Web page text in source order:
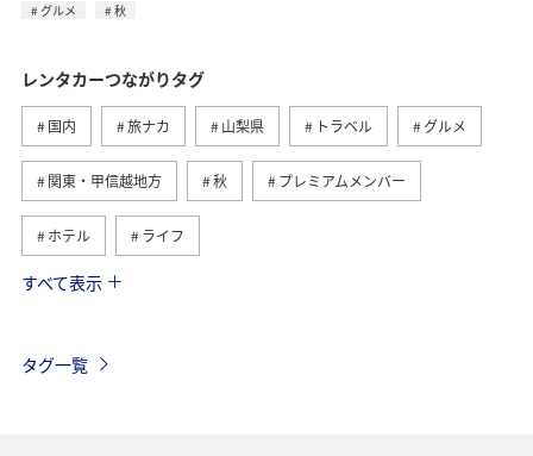
グルメ
秋
レンタカーつながりタグ
国内 旅ナカ 山梨県 トラベル グルメ
関東・甲信越地方 秋 プレミアムメンバー
ホテル ライフ
日常
すべて表示
タグ一覧